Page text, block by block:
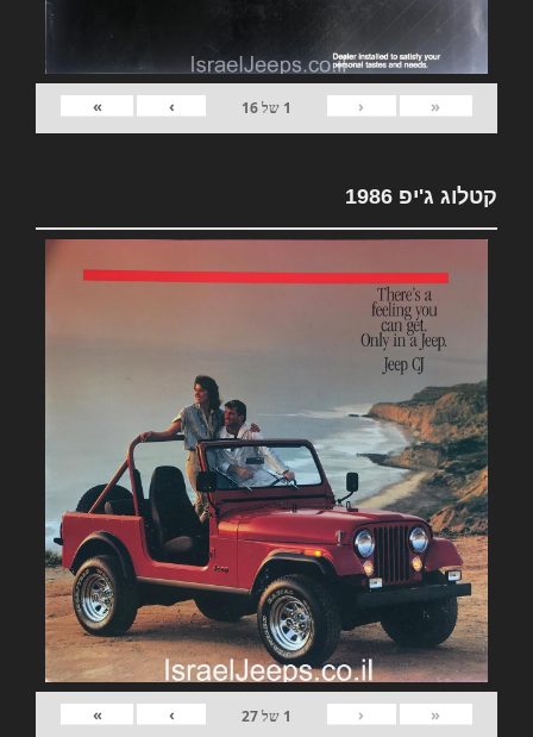
«
‹
1 של16
›
»
קטלוג ג'יפ 1986
«
‹
1 של27
›
»